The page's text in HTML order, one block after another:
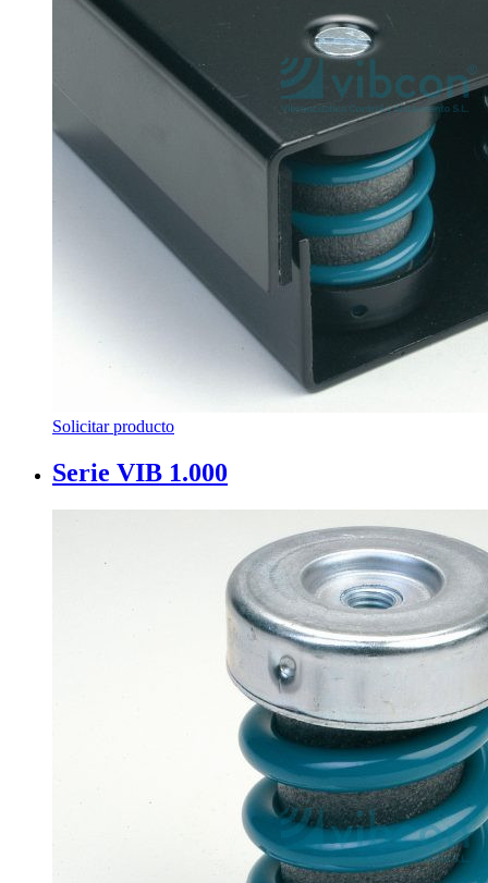
Solicitar producto
Serie VIB 1.000